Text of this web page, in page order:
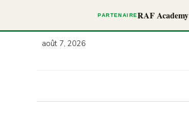
PARTENAIRERAF Academy
août 7, 2026